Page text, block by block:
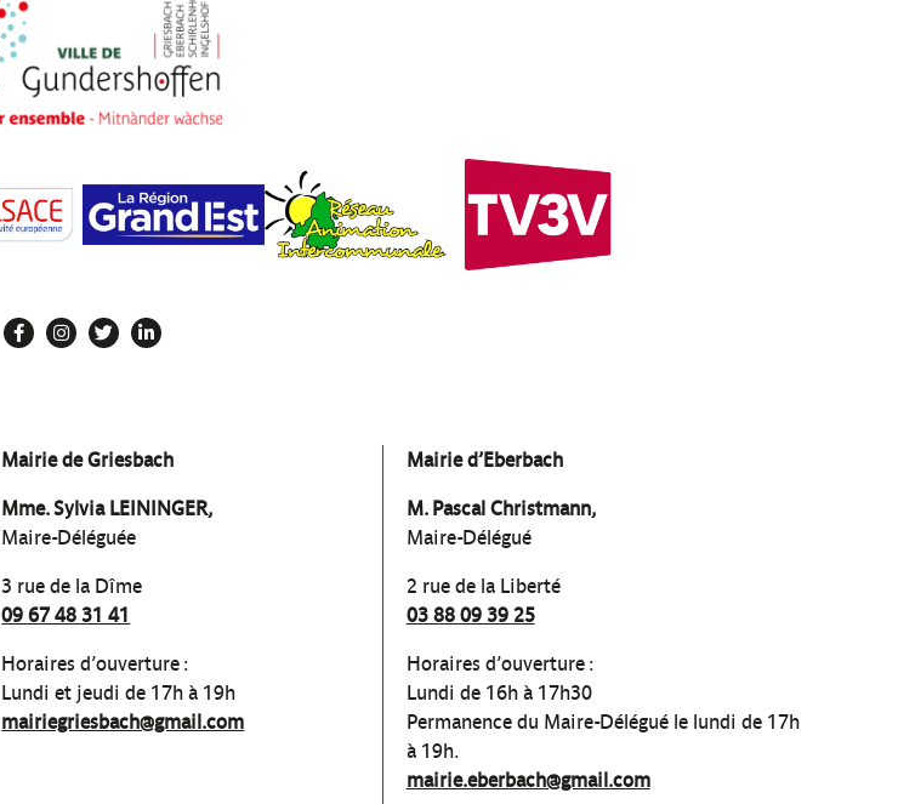
Mairie de Griesbach
Mme. Sylvia LEININGER,
Maire-Déléguée
3 rue de la Dîme
09 67 48 31 41
Horaires d’ouverture :
Lundi et jeudi de 17h à 19h
mairiegriesbach@gmail.com
Mairie d’Eberbach
M. Pascal Christmann,
Maire-Délégué
2 rue de la Liberté
03 88 09 39 25
Horaires d’ouverture :
Lundi de 16h à 17h30
Permanence du Maire-Délégué le lundi de 17h
à 19h.
mairie.eberbach@gmail.com